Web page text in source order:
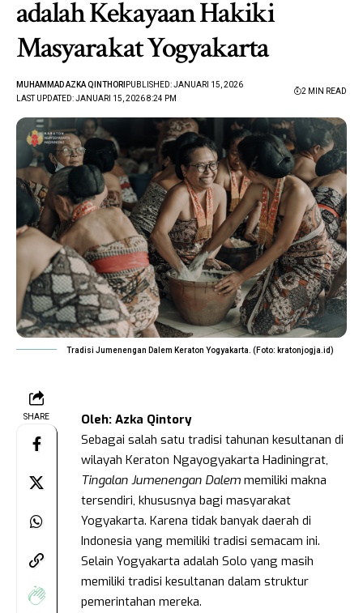
adalah Kekayaan Hakiki
Masyarakat Yogyakarta
LAST UPDATED: JANUARI 15, 2026 8:24 PM
MUHAMMAD AZKA QINTHORI PUBLISHED: JANUARI 15, 2026
2 MIN READ
Tradisi Jumenengan Dalem Keraton Yogyakarta. (Foto: kratonjogja.id)
SHARE
Oleh: Azka Qintory
Sebagai salah satu tradisi tahunan kesultanan di
wilayah Keraton Ngayogyakarta Hadiningrat,
Tingalan Jumenengan Dalem memiliki makna
tersendiri, khususnya bagi masyarakat
Yogyakarta. Karena tidak banyak daerah di
Indonesia yang memiliki tradisi semacam ini.
Selain Yogyakarta adalah Solo yang masih
memiliki tradisi kesultanan dalam struktur
pemerintahan mereka.